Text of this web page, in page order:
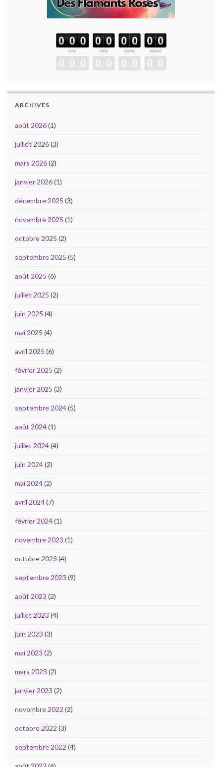
ARCHIVES
août 2026(1)
juillet 2026(3)
mars 2026(2)
janvier 2026(1)
décembre 2025 (3)
novembre 2025 (1)
octobre 2025 (2)
septembre 2025 (5)
août 2025 (6)
juillet 2025 (2)
juin 2025 (4)
mai 2025 (4)
avril 2025 (6)
février 2025 (2)
janvier 2025 (3)
septembre 2024(5)
août 2024(1)
juillet 2024(4)
juin 2024(2)
mai 2024(2)
avril 2024(7)
février 2024(1)
novembre 2023 (1)
octobre 2023 (4)
septembre 2023 (9)
août 2023 (2)
juillet 2023 (4)
juin 2023 (3)
mai 2023 (2)
mars 2023 (2)
janvier 2023 (2)
novembre 2022 (2)
octobre 2022 (3)
septembre 2022 (4)